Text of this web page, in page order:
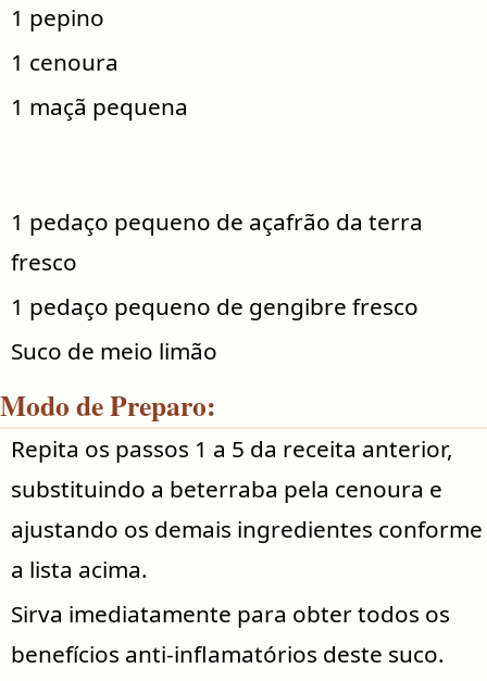
1 pepino
1 cenoura
1 maçã pequena
1 pedaço pequeno de açafrão da terra
fresco
1 pedaço pequeno de gengibre fresco
Suco de meio limão
Modo de Preparo:
Repita os passos 1 a 5 da receita anterior,
substituindo a beterraba pela cenoura e
ajustando os demais ingredientes conforme
a lista acima.
Sirva imediatamente para obter todos os
benefícios anti-inflamatórios deste suco.